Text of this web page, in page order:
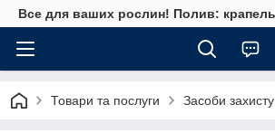
Все для ваших рослин! Полив:
Товари та послуги Засоби захисту